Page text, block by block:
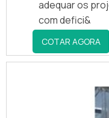
adequar os
com defici&
COTAR AGORA